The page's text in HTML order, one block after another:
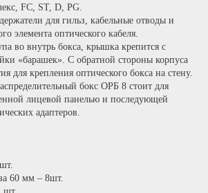
FC, ST, D, PG.
для гильз, кабельные отводы и
элемента оптического кабеля.
во внутрь бокса, крышка крепится с
«барашек». С обратной стороны корпуса
для крепления оптического бокса на стену.
бокс ОРБ 8 стоит для
лицевой панелью и последующей
адаптеров.
60 мм – 8шт.